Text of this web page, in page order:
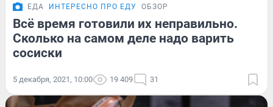
ЕДА ИНТЕРЕСНО ПРО ЕДУ ОБЗОР
Всё время готовили их неправильно.
Сколько на самом деле надо варить
сосиски
5 декабря, 2021, 10:00 19 409 31